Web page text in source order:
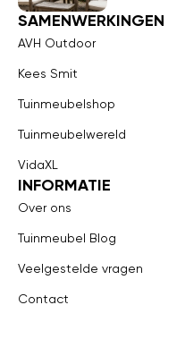
SAMENWERKINGEN
AVH Outdoor
Kees Smit
Tuinmeubelshop
Tuinmeubelwereld
VidaXL
INFORMATIE
Over ons
Tuinmeubel Blog
Veelgestelde vragen
Contact